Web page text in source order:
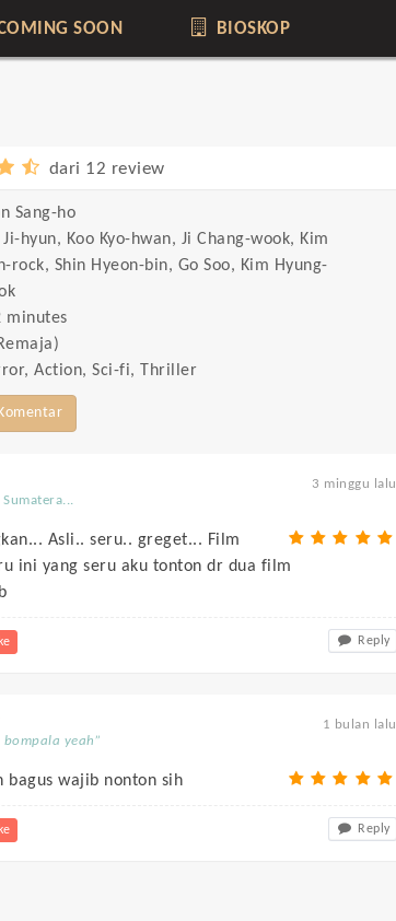
SOON BIOSKOP
dari 12 review
Sang-ho
Ji-hyun, Koo Kyo-hwan, Ji Chang-wook, Kim
rock, Shin Hyeon-bin, Go Soo, Kim Hyung-
minutes
Action, Sci-fi, Thriller
3 minggu lalu
Sumatera...
Asli.. seru.. greget... Film
ini yang seru aku tonton dr dua film
Reply
1 bulan lalu
bompala yeah”
bagus wajib nonton sih
Reply